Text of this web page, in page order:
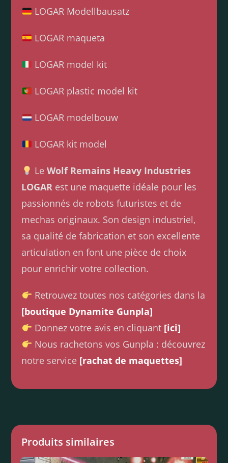
LOGAR Modellbausatz
LOGAR maqueta
LOGAR model kit
LOGAR plastic model kit
LOGAR modelbouw
LOGAR kit model
Le Wolf Remains Heavy Industries
LOGAR est une maquette idéale pour les
passionnés de robots futuristes et de
mechas originaux. Son design industriel,
sa qualité de fabrication et son excellente
articulation en font une pièce de choix
pour enrichir votre collection.
Retrouvez toutes nos catégories dans la
[boutique Dynamite Gunpla]
Donnez votre avis en cliquant [ici]
Nous rachetons vos Gunpla : découvrez
notre service [rachat de maquettes]
Produits similaires